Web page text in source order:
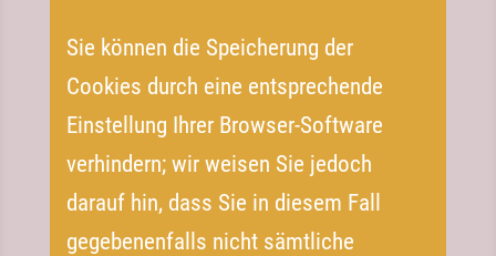
Sie können die Speicherung der
Cookies durch eine entsprechende
Einstellung Ihrer Browser-​Software
verhindern; wir weisen Sie jedoch
darauf hin, dass Sie in diesem Fall
gegebenenfalls nicht sämtliche